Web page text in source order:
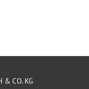
& CO. KG